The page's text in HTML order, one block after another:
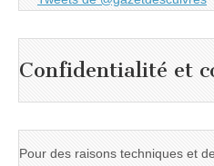
Confidentialité et
Pour des raisons techniques et